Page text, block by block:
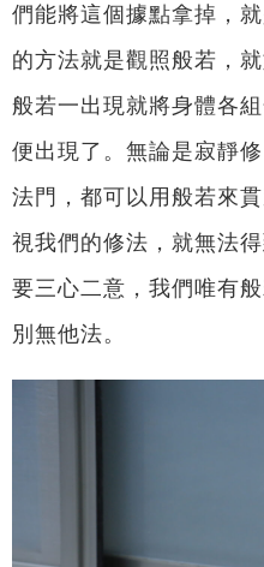
們能將這個據點拿掉，
的方法就是觀照般若，
般若一出現就將身體各
便出現了。無論是寂靜
法門，都可以用般若來
視我們的修法，就無法
要三心二意，我們唯有
別無他法。